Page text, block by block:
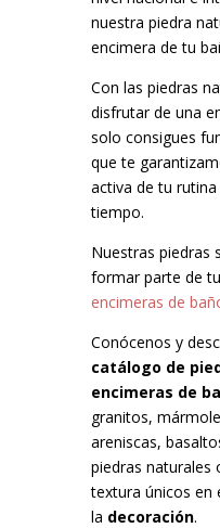
nuestra piedra
encimera de tu
Con las piedras
disfrutar de una
solo consigues
que te
activa de tu
tiempo.
Nuestras piedras
formar parte de
encimeras de
Conócenos y
catálogo de
encimeras de
granitos,
areniscas,
piedras naturales
textura únicos en
la decoración.